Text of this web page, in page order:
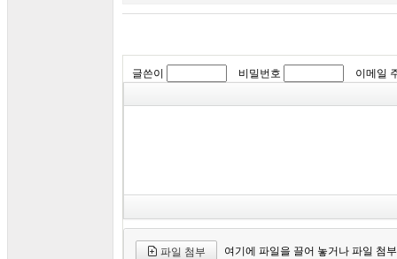
글쓴이 비밀번호 이메일
파일 첨부 여기에 파일을 끌어 놓거나 파일 첨